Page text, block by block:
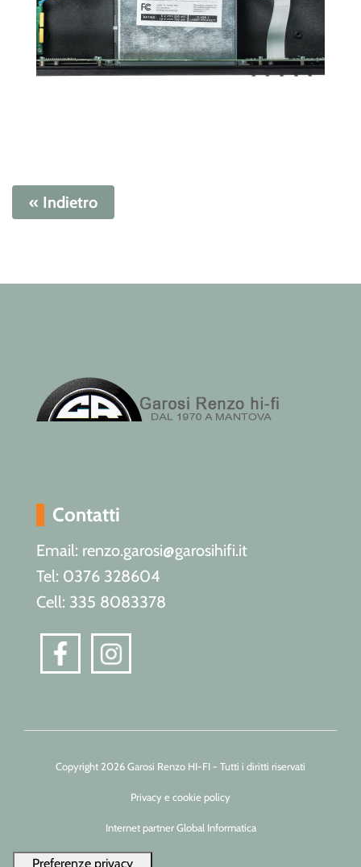
« Indietro
Contatti
Email: renzo.garosi@garosihifi.it
Tel: 0376 328604
Cell: 335 8083378
Copyright 2026 Garosi Renzo HI-FI - Tutti i diritti riservati
Privacy e cookie policy
Internet partner Global Informatica